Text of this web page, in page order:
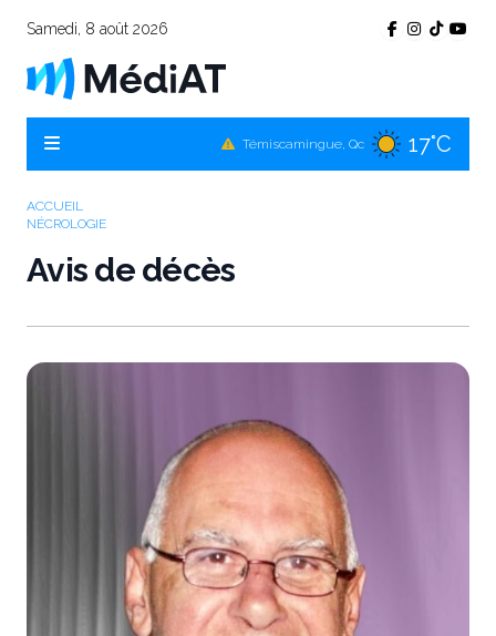
Samedi, 8 août 2026
Témiscamingue, Qc 17°C
19°C
ACCUEIL
NÉCROLOGIE
Avis de décès